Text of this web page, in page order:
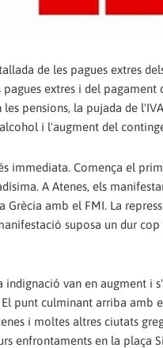
de les pagues extres
extres i del pagament
pensions, la pujada de
i l'augment del
immediata. Comença el
A Atenes, els
amb el FMI. La
suposa un dur
van en augment i
punt culminant arriba amb
i moltes altres ciutats
enfrontaments en la plaça